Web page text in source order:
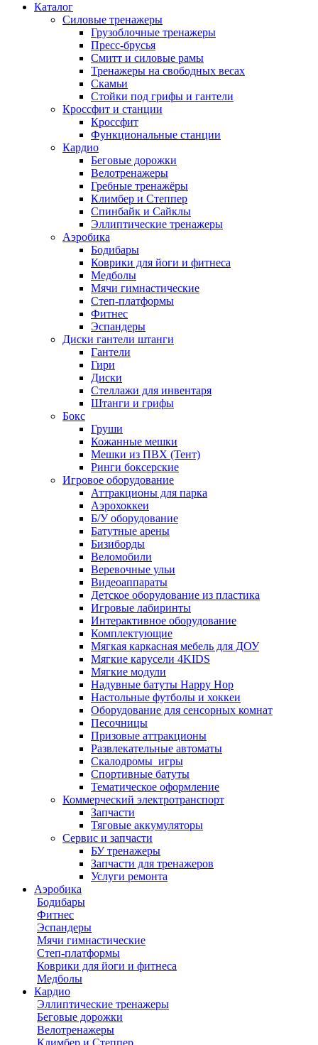
Каталог
Силовые тренажеры
Грузоблочные тренажеры
Пресс-брусья
Смитт и силовые рамы
Тренажеры на свободных весах
Скамьи
Стойки под грифы и гантели
Кроссфит и станции
Кроссфит
Функциональные станции
Кардио
Беговые дорожки
Велотренажеры
Гребные тренажёры
Климбер и Степпер
Спинбайк и Сайклы
Эллиптические тренажеры
Аэробика
Бодибары
Коврики для йоги и фитнеса
Медболы
Мячи гимнастические
Степ-платформы
Фитнес
Эспандеры
Диски гантели штанги
Гантели
Гири
Диски
Стеллажи для инвентаря
Штанги и грифы
Бокс
Груши
Кожанные мешки
Мешки из ПВХ (Тент)
Ринги боксерские
Игровое оборудование
Аттракционы для парка
Аэрохоккеи
Б/У оборудование
Батутные арены
Бизиборды
Веломобили
Веревочные ульи
Видеоаппараты
Детское оборудование из пластика
Игровые лабиринты
Интерактивное оборудование
Комплектующие
Мягкая каркасная мебель для ДОУ
Мягкие карусели 4KIDS
Мягкие модули
Надувные батуты Happy Hop
Настольные футболы и хоккеи
Оборудование для сенсорных комнат
Песочницы
Призовые аттракционы
Развлекательные автоматы
Скалодромы_игры
Спортивные батуты
Тематическое оформление
Коммерческий электротранспорт
Запчасти
Тяговые аккумуляторы
Сервис и запчасти
БУ тренажеры
Запчасти для тренажеров
Услуги ремонта
Аэробика
Бодибары
Фитнес
Эспандеры
Мячи гимнастические
Степ-платформы
Коврики для йоги и фитнеса
Медболы
Кардио
Эллиптические тренажеры
Беговые дорожки
Велотренажеры
Климбер и Степпер